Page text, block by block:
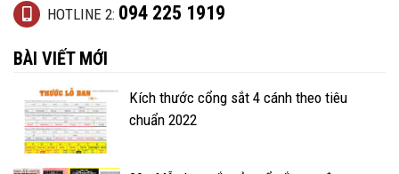
HOTLINE 2: 094 225 1919
BÀI VIẾT MỚI
Kích thước cổng sắt 4 cánh theo tiêu
chuẩn 2022